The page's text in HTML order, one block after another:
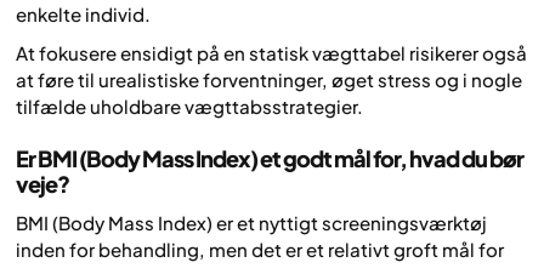
enkelte individ.
At fokusere ensidigt på en statisk vægttabel risikerer også
at føre til urealistiske forventninger, øget stress og i nogle
tilfælde uholdbare vægttabsstrategier.
Er BMI (Body Mass Index) et godt mål for, hvad du bør
veje?
BMI (Body Mass Index) er et nyttigt screeningsværktøj
inden for behandling, men det er et relativt groft mål for